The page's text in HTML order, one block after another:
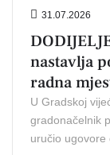
31.07.2026
nastavlja
radna
U Gradskoj
gradonačelnik
uručio ugovore